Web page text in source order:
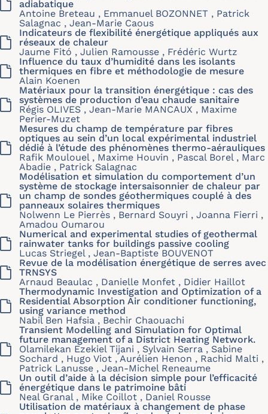
adiabatique
Antoine Breteau , Emmanuel BOZONNET , Patrick
Salagnac , Jean-Marie Caous
Indicateurs de flexibilité énergétique appliqués aux
réseaux de chaleur
Jaume Fitó , Julien Ramousse , Frédéric Wurtz
Influence du taux d’humidité dans les isolants
thermiques en fibre et méthodologie de mesure
Alain Koenen
Matériaux pour la transition énergétique : cas des
systèmes de production d’eau chaude sanitaire
Régis OLIVES , Jean-Marie MANCAUX , Maxime
Perier-Muzet
Mesures du champ de température par fibres
optiques au sein d’un local expérimental industriel
dédié à l’étude des phénomènes thermo-aérauliques
Rafik Moulouel , Maxime Houvin , Pascal Borel , Marc
Abadie , Patrick Salagnac
Modélisation et simulation du comportement d’un
système de stockage intersaisonnier de chaleur par
un champ de sondes géothermiques couplé à des
panneaux solaires thermiques
Nolwenn Le Pierrès , Bernard Souyri , Joanna Fierri ,
Amadou Oumarou
Numerical and experimental studies of geothermal
rainwater tanks for buildings passive cooling
Lucas Striegel , Jean-Baptiste BOUVENOT
Revue de la modélisation énergétique de serres avec
TRNSYS
Arnaud Beaulac , Danielle Monfet , Didier Haillot
Thermodynamic Investigation and Optimization of a
Residential Absorption Air conditioner functioning,
using variance method
Nabil Ben Hafsia , Bechir Chaouachi
Transient Modelling and Simulation for Optimal
future management of a District Heating Network.
Olamilekan Ezekiel Tijani , Sylvain Serra , Sabine
Sochard , Hugo Viot , Aurélien Henon , Rachid Malti ,
Patrick Lanusse , Jean-Michel Reneaume
Un outil d’aide à la décision simple pour l’efficacité
énergétique dans le patrimoine bâti
Neal Granal , Mike Coillot , Daniel Rousse
Utilisation de matériaux à changement de phase